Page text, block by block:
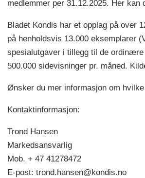
medlemmer per 31.12.2025. Her
Bladet Kondis har et opplag på over
på henholdsvis 13.000 eksemplarer
spesialutgaver i tillegg til de
500.000 sidevisninger pr. måned.
Ønsker du mer informasjon om
Kontaktinformasjon:
Trond Hansen
Markedsansvarlig
Mob. + 47 41278472
E-post: trond.hansen@kondis.no